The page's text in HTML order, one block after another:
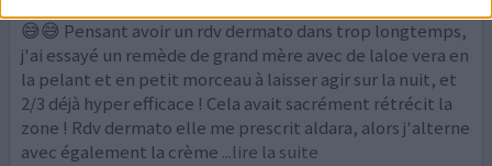
😅😅 Pensant avoir un rdv dermato dans trop longtemps,
j'ai essayé un remède de grand mère avec de laloe vera en
la pelant et en petit morceau à laisser agir sur la nuit, et
2/3 déjà hyper efficace ! Cela avait sacrément rétrécit la
zone ! Rdv dermato elle me prescrit aldara, alors j'alterne
avec également la crème ...lire la suite